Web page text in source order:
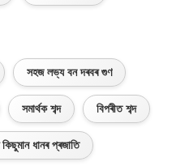
সহজ লভ্য বন দৰবৰ গুণ
সমাৰ্থক শব্দ বিপৰীত শব্দ
ধানৰ প্ৰজাতি